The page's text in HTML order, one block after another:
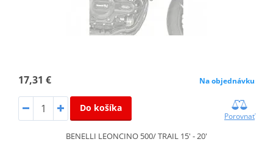
17,31 € Na objednávku
Do košíka
Porovnať
BENELLI LEONCINO 500/ TRAIL 15' - 20'